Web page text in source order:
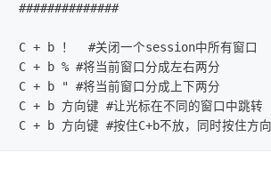
##############
C + b ！  #关闭一个session中所有窗口
C + b % #将当前窗口分成左右两分
C + b " #将当前窗口分成上下两分
C + b 方向键 #让光标在不同的窗口中跳转